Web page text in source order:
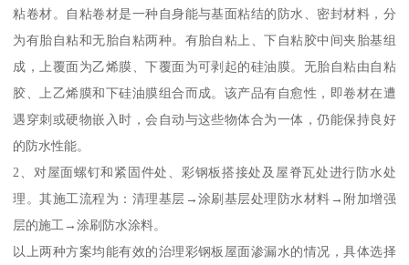
粘卷材。自粘卷材是一种自身能与基面粘结的防水、密封材料，分
为有胎自粘和无胎自粘两种。有胎自粘上、下自粘胶中间夹胎基组
成，上覆面为乙烯膜、下覆面为可剥起的硅油膜。无胎自粘由自粘
胶、上乙烯膜和下硅油膜组合而成。该产品有自愈性，即卷材在遭
遇穿刺或硬物嵌入时，会自动与这些物体合为一体，仍能保持良好
的防水性能。
2、对屋面螺钉和紧固件处、彩钢板搭接处及屋脊瓦处进行防水处
理。其施工流程为：清理基层→涂刷基层处理防水材料→附加增强
层的施工→涂刷防水涂料。
以上两种方案均能有效的治理彩钢板屋面渗漏水的情况，具体选择